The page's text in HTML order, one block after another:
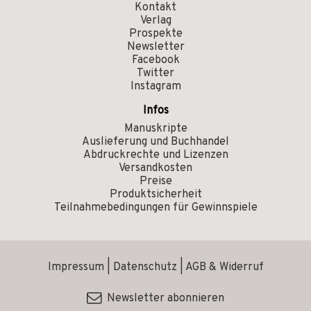
Kontakt
Verlag
Prospekte
Newsletter
Facebook
Twitter
Instagram
Infos
Manuskripte
Auslieferung und Buchhandel
Abdruckrechte und Lizenzen
Versandkosten
Preise
Produktsicherheit
Teilnahmebedingungen für Gewinnspiele
Impressum Datenschutz AGB & Widerruf
Newsletter abonnieren